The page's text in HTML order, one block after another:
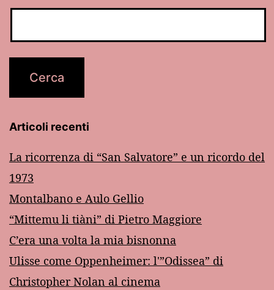
Articoli recenti
La ricorrenza di “San Salvatore” e un ricordo del
1973
Montalbano e Aulo Gellio
“Mittemu li tiàni” di Pietro Maggiore
C’era una volta la mia bisnonna
Ulisse come Oppenheimer: l'”Odissea” di
Christopher Nolan al cinema